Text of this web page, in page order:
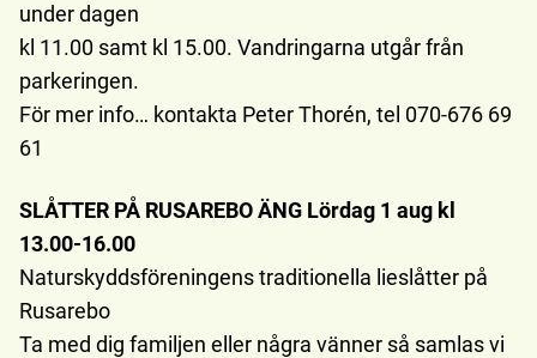
under dagen
kl 11.00 samt kl 15.00. Vandringarna utgår från
parkeringen.
För mer info… kontakta Peter Thorén, tel 070-676 69
61
SLÅTTER PÅ RUSAREBO ÄNG Lördag 1 aug kl
13.00-16.00
Naturskyddsföreningens traditionella lieslåtter på
Rusarebo
Ta med dig familjen eller några vänner så samlas vi